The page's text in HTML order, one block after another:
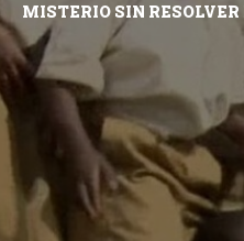
MISTERIO SIN RESOLVER